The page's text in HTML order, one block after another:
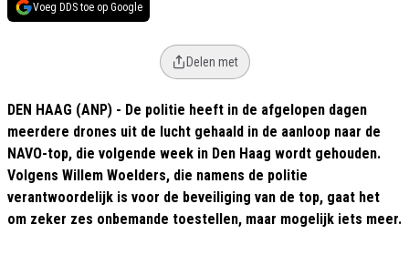
Voeg DDS toe op Google
Delen met
DEN HAAG (ANP) - De politie heeft in de afgelopen dagen
meerdere drones uit de lucht gehaald in de aanloop naar de
NAVO-top, die volgende week in Den Haag wordt gehouden.
Volgens Willem Woelders, die namens de politie
verantwoordelijk is voor de beveiliging van de top, gaat het
om zeker zes onbemande toestellen, maar mogelijk iets meer.